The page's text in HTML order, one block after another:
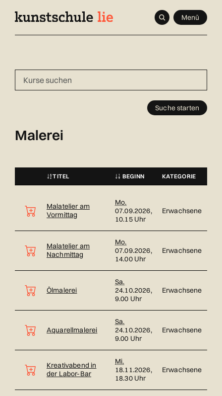
Navigieren
Seitenkontext Menü
Suche starten
Malerei
TITEL BEGINN KATEGORIE
Malatelier am
Vormittag
Mo.
07.09.2026,
10.15 Uhr
Erwachsene
Malatelier am
Nachmittag
Mo.
07.09.2026,
14.00 Uhr
Erwachsene
Ölmalerei
Sa.
24.10.2026,
9.00 Uhr
Erwachsene
Aquarellmalerei
Sa.
24.10.2026,
9.00 Uhr
Erwachsene
Kreativabend in
der Labor-Bar
Mi.
18.11.2026,
18.30 Uhr
Erwachsene